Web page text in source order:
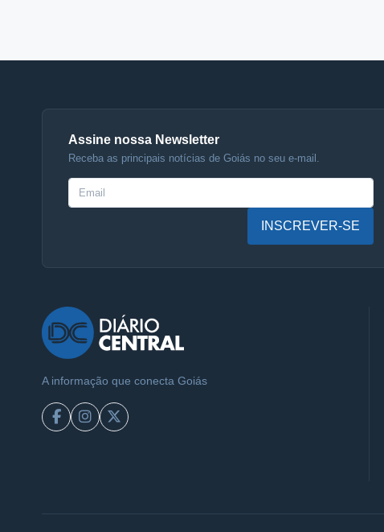
Assine nossa Newsletter
Receba as principais notícias de Goiás no seu e-mail.
INSCREVER-SE
A informação que conecta Goiás